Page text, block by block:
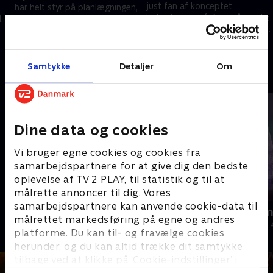
Samtykke Detaljer Om
Dine data og cookies
Vi bruger egne cookies og cookies fra
samarbejdspartnere for at give dig den bedste
oplevelse af TV 2 PLAY, til statistik og til at
målrette annoncer til dig. Vores
samarbejdspartnere kan anvende cookie-data til
målrettet markedsføring på egne og andres
platforme. Du kan til- og fravælge cookies
herunder, og du kan altid trække dit samtykke
tilbage ved at klikke på ’Cookie-indstillinger’ i
har helt styr på planlægningen,
just fan af konceptet
babyshower, så Ane må tænke
ud af boksen, så Michelle ikke
løber skrigende væk på sin
egen store dag.
Jul på slottet - Warwick
2020 • Livsstil • 46 min
Julelys for
2022 • Livsstil •